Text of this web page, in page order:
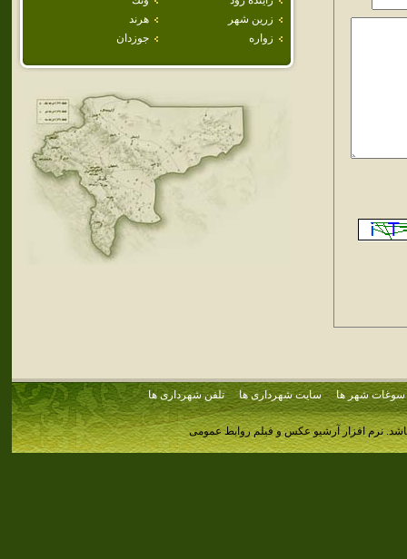
زرين شهر
هرند
زواره
جوزدان
سوغات شهر ها سایت شهرداری ها تلفن شهرداری ها
نرم افزار آرشیو عکس و فیلم روابط عمومی